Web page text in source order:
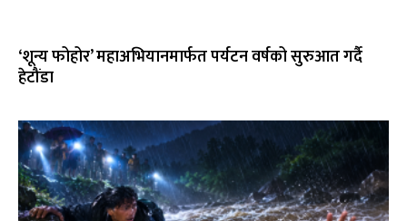
‘शून्य फोहोर’ महाअभियानमार्फत पर्यटन वर्षको सुरुआत गर्दै
हेटौंडा